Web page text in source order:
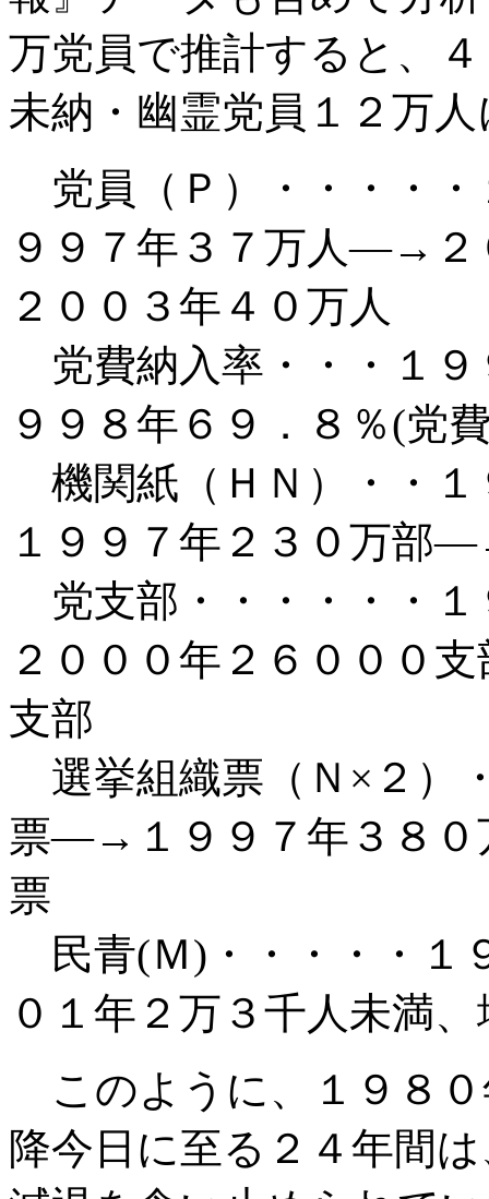
万党員で推計すると、
未納・幽霊党員１２万
党員（Ｐ）・・・・
９９７年３７万人―→
２００３年４０万人
党費納入率・・・１
９９８年６９．８％(党
機関紙（ＨＮ）・・
１９９７年２３０万部
党支部・・・・・・
２０００年２６０００
支部
選挙組織票（Ｎ×２）
票―→１９９７年３８
票
民青(Ｍ) ・・・・・
０１年２万３千人未満
このように、１９８
降今日に至る２４年間